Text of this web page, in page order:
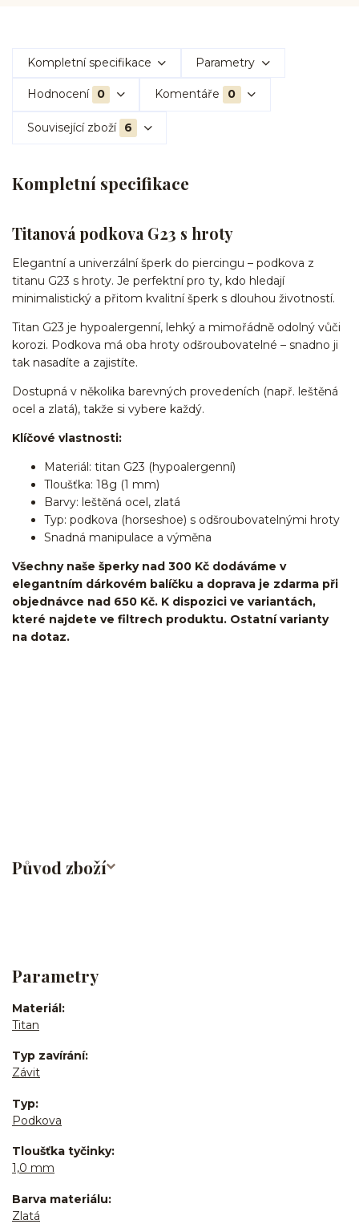
Kompletní specifikace Parametry
Hodnocení 0 Komentáře 0
Související zboží 6
Kompletní specifikace
Titanová podkova G23 s hroty
Elegantní a univerzální šperk do piercingu – podkova z
titanu G23 s hroty. Je perfektní pro ty, kdo hledají
minimalistický a přitom kvalitní šperk s dlouhou životností.
Titan G23 je hypoalergenní, lehký a mimořádně odolný vůči
korozi. Podkova má oba hroty odšroubovatelné – snadno ji
tak nasadíte a zajistíte.
Dostupná v několika barevných provedeních (např. leštěná
ocel a zlatá), takže si vybere každý.
Klíčové vlastnosti:
Materiál: titan G23 (hypoalergenní)
Tloušťka: 18g (1 mm)
Barvy: leštěná ocel, zlatá
Typ: podkova (horseshoe) s odšroubovatelnými hroty
Snadná manipulace a výměna
Všechny naše šperky nad 300 Kč dodáváme v
elegantním dárkovém balíčku a doprava je zdarma při
objednávce nad 650 Kč. K dispozici ve variantách,
které najdete ve filtrech produktu. Ostatní varianty
na dotaz.
Původ zboží
Parametry
Materiál
Titan
Typ zavírání
Závit
Typ
Podkova
Tloušťka tyčinky
1,0 mm
Barva materiálu
Zlatá